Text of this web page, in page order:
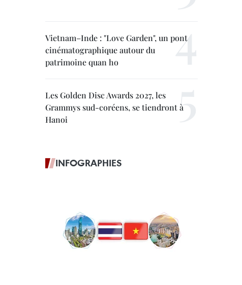
Vietnam–Inde : "Love Garden", un pont
cinématographique autour du
patrimoine quan ho
Les Golden Disc Awards 2027, les
Grammys sud-coréens, se tiendront à
Hanoi
INFOGRAPHIES